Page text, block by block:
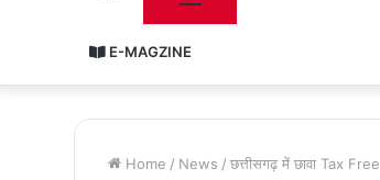
E-MAGZINE
Home / News / छत्तीसगढ़ में छावा Tax Free